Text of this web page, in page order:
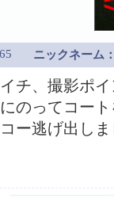
ニックネーム：
チ、撮影ポ
のってコー
ー逃げ出し